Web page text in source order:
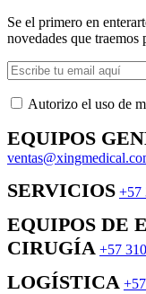
Se el primero en
novedades que traemos
Autorizo ​​el uso de
EQUIPOS
SERVICIOS +57
EQUIPOS DE
CIRUGÍA +57
LOGÍSTICA